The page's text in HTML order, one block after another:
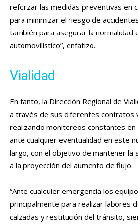
reforzar las medidas preventivas en
para minimizar el riesgo de
también para asegurar la normalidad
automovilístico”, enfatizó.
Vialidad
En tanto, la Dirección Regional de
a través de sus diferentes contratos
realizando monitoreos constantes en
ante cualquier eventualidad en este
largo, con el objetivo de mantener la
a la proyección del aumento de flujo.
“Ante cualquier emergencia los
principalmente para realizar labores
calzadas y restitución del tránsito,